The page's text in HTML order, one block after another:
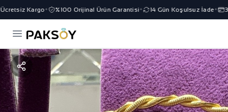
Kargo✦ %100 Orijinal Ürün Garantisi✦ 14 Gün Koşulsuz İade✦ 3